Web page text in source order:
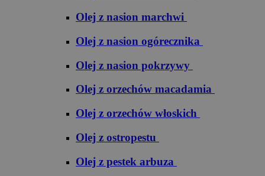
Olej z nasion marchwi
Olej z nasion ogórecznika
Olej z nasion pokrzywy
Olej z orzechów macadamia
Olej z orzechów włoskich
Olej z ostropestu
Olej z pestek arbuza